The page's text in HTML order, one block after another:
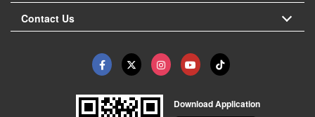
Contact Us
Download Application